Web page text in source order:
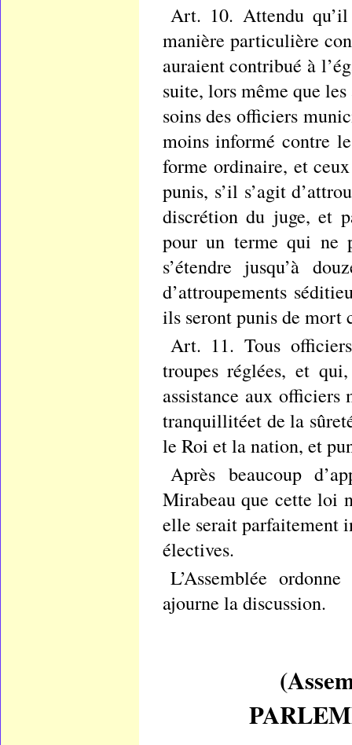
Art. 10. Attendu qu’il
manière particulière
auraient contribué à
suite, lors même que
soins des officiers
moins informé contre
forme ordinaire, et
punis, s’il s’agit
discrétion du juge, et
pour un terme qui ne
s’étendre jusqu’à
d’attroupements
ils seront punis de mort
Art. 11. Tous
troupes réglées, et
assistance aux
tranquillitéet de la
le Roi et la nation, et
Après beaucoup
Mirabeau que cette loi
elle serait parfaitement
électives.
L’Assemblée
ajourne la discussion.